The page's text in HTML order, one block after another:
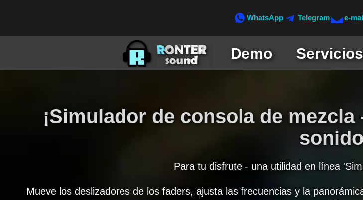
WhatsApp Telegram e-
Demo Servicios
¡Simulador de consola de
Para tu disfrute - una utilidad en línea
Mueve los deslizadores de los faders, ajusta las frecuencias y la